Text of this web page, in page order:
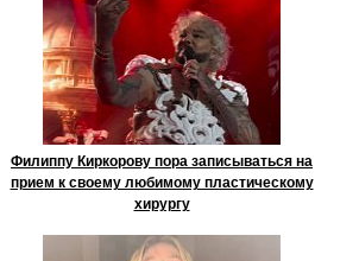
Филиппу Киркорову пора записываться на
прием к своему любимому пластическому
хирургу